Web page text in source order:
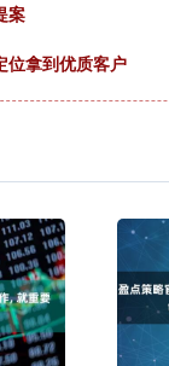
案
位拿到优质客户